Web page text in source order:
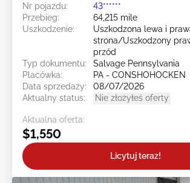
Nr pojazdu:
43******
Przebieg:
64,215 mile
Uszkodzenie:
Uszkodzona lewa i
strona/Uszkodzony
przód
Typ dokumentu:
Salvage Pennsylvania
Placówka:
PA - CONSHOHOCKEN
Data sprzedaży:
08/07/2026
Aktualny status:
Nie złożyłeś oferty
Aktualna oferta:
$1,550
Licytuj teraz!